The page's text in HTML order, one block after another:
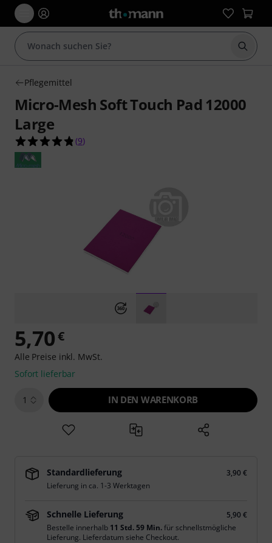
Suche
Pflegemittel
Micro-Mesh Soft Touch Pad 12000
Large
4.8 von 5 Sternen aus 9 Kundenbewertungen
(9)
5,70€
Alle Preise inkl. MwSt.
Sofort lieferbar
1 IN DEN WARENKORB
Standardlieferung
3,90 €
Lieferung in ca. 1-3 Werktagen
Schnelle Lieferung
5,90 €
Bestelle innerhalb 11 Std. 59 Min.für schnellstmögliche
Lieferung. Lieferdatum siehe Checkout.